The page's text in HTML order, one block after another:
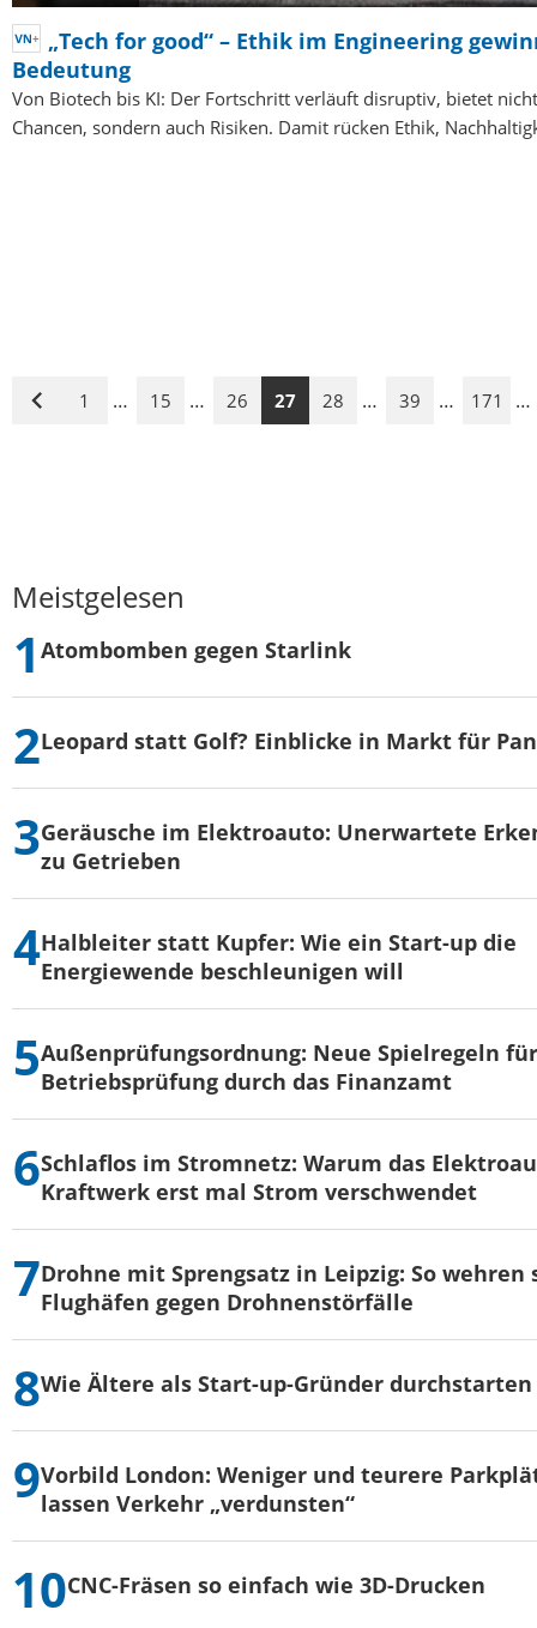
„Tech for good“ – Ethik im Engineering
Bedeutung
Von Biotech bis KI: Der Fortschritt verläuft disruptiv, bietet
Chancen, sondern auch Risiken. Damit rücken Ethik,
Vorige
1 … 15 … 26 27 28 … 39 … 171 …
Meistgelesen
Atombomben gegen Starlink
Leopard statt Golf? Einblicke in Markt für
Geräusche im Elektroauto: Unerwartete
zu Getrieben
Halbleiter statt Kupfer: Wie ein Start-up die
Energiewende beschleunigen will
Außenprüfungsordnung: Neue Spielregeln
Betriebsprüfung durch das Finanzamt
Schlaflos im Stromnetz: Warum das
Kraftwerk erst mal Strom verschwendet
Drohne mit Sprengsatz in Leipzig: So wehren
Flughäfen gegen Drohnenstörfälle
Wie Ältere als Start-up-Gründer durchstarten
Vorbild London: Weniger und teurere
lassen Verkehr „verdunsten“
CNC-Fräsen so einfach wie 3D-Drucken